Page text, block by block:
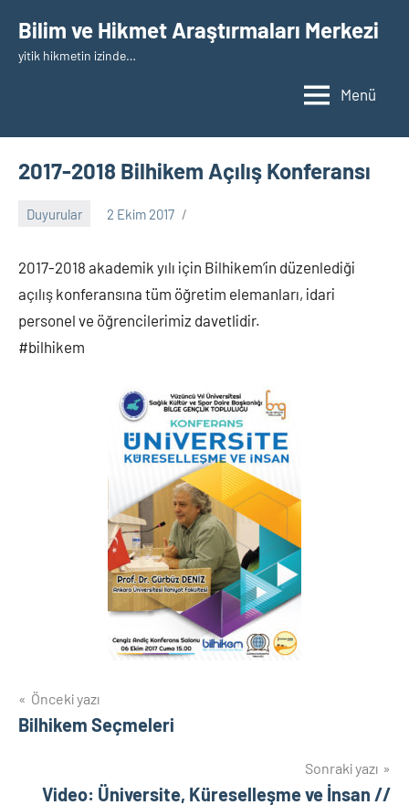
geçBilim ve Hikmet Araştırmaları Merkezi
yitik hikmetin izinde…
Menü
2017-2018 Bilhikem Açılış Konferansı
Duyurular 2 Ekim 2017
nw_bhcenter
2017-2018 akademik yılı için Bilhikem’in düzenlediği
açılış konferansına tüm öğretim elemanları, idari
personel ve öğrencilerimiz davetlidir.
#bilhikem
Yazı
gezinmesi
Önceki yazı
Bilhikem Seçmeleri
Sonraki yazı
Video: Üniversite, Küreselleşme ve İnsan //